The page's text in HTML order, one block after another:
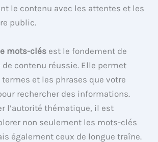
le contenu avec les attentes et les
public.
mots-clés est le fondement de
contenu réussie. Elle permet
et les phrases que votre
rechercher des informations.
l’autorité thématique, il est
non seulement les mots-clés
également ceux de longue traîne.